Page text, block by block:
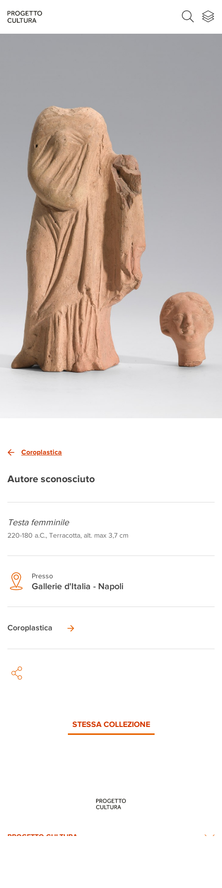
Coroplastica
Autore sconosciuto
Testa femminile
220-180 a.C., Terracotta, alt. max 3,7 cm
Presso
Gallerie d'Italia - Napoli
Coroplastica
STESSA COLLEZIONE
PROGETTO CULTURA